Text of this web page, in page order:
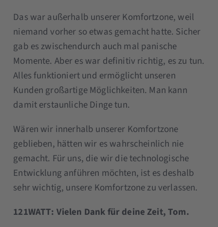
Das war außerhalb unserer Komfortzone, weil
niemand vorher so etwas gemacht hatte. Sicher
gab es zwischendurch auch mal panische
Momente. Aber es war definitiv richtig, es zu tun.
Alles funktioniert und ermöglicht unseren
Kunden großartige Möglichkeiten. Man kann
damit erstaunliche Dinge tun.
Wären wir innerhalb unserer Komfortzone
geblieben, hätten wir es wahrscheinlich nie
gemacht. Für uns, die wir die technologische
Entwicklung anführen möchten, ist es deshalb
sehr wichtig, unsere Komfortzone zu verlassen.
121WATT: Vielen Dank für deine Zeit, Tom.